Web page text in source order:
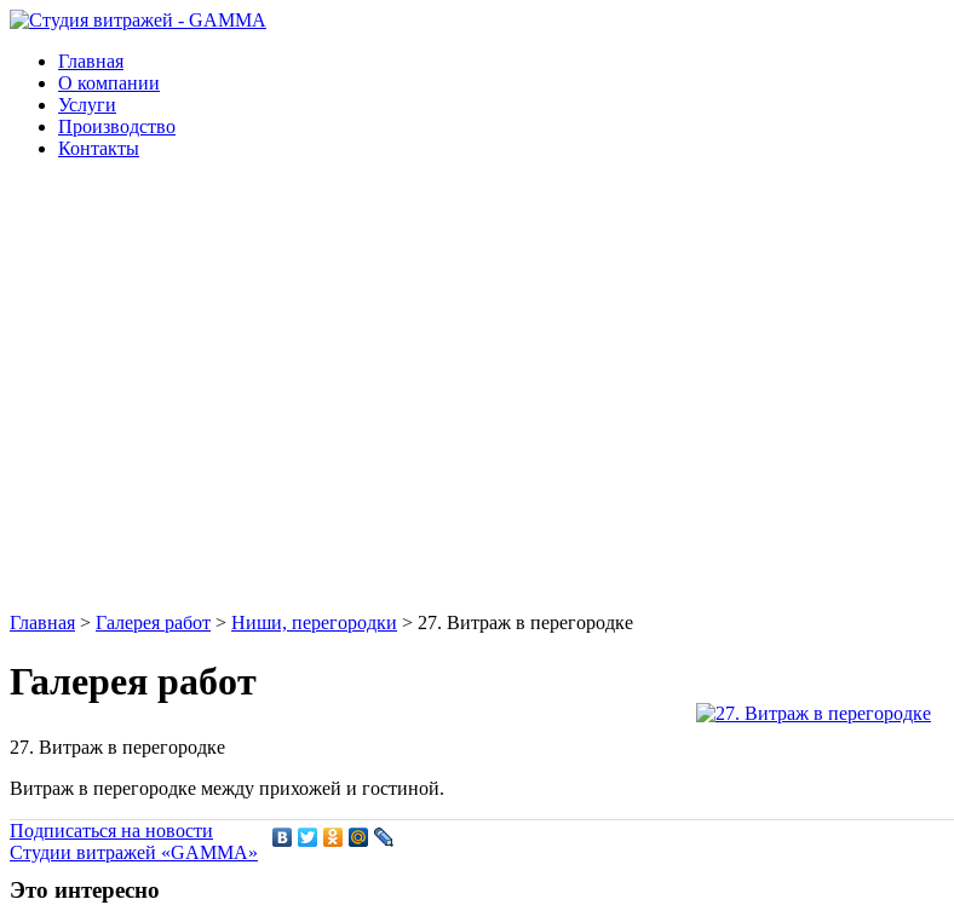
Главная
О компании
Услуги
Производство
Контакты
Главная > Галерея работ > Ниши, перегородки > 27. Витраж в перегородке
Галерея работ
27. Витраж в перегородке
Витраж в перегородке между прихожей и гостиной.
Подписаться на новости
Студии витражей «GAMMA»
Это интересно